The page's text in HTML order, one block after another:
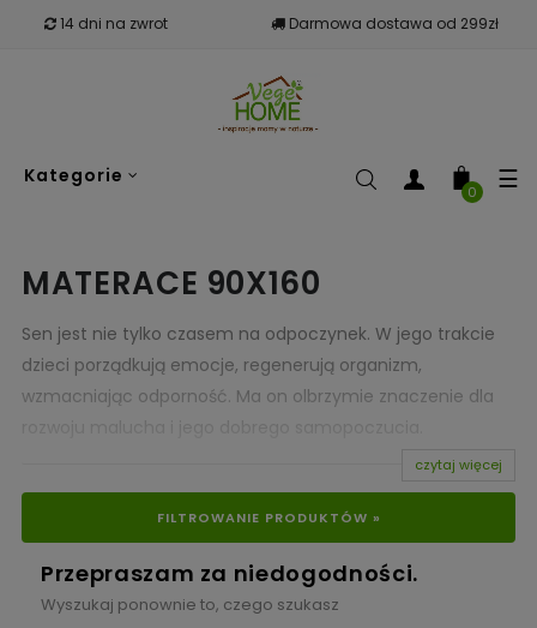
14 dni na zwrot Darmowa dostawa od 299zł
Kategorie ☰
0
MATERACE 90X160
Sen jest nie tylko czasem na odpoczynek. W jego trakcie
dzieci porządkują emocje, regenerują organizm,
wzmacniając odporność. Ma on olbrzymie znaczenie dla
Jako rodzice zawsze chcemy dla naszych pociech
wszystkiego, co najlepsze. Z całą pewnością zapewnienie
odpowiednich warunków dla zdrowego wypoczynku
urządzony dziecięcy pokój, w którym mały człowiek będzie
się czuł bezpiecznie, czas pomyśleć o właściwym
czytaj więcej
FILTROWANIE PRODUKTÓW »
Przepraszam za niedogodności.
Wyszukaj ponownie to, czego szukasz